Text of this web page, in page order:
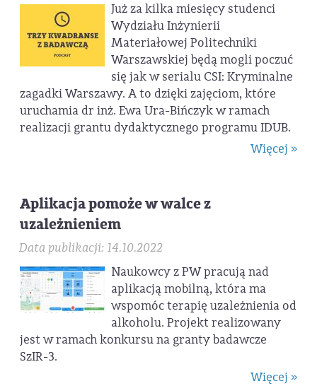
Już za kilka miesięcy studenci
Wydziału Inżynierii
Materiałowej Politechniki
Warszawskiej będą mogli poczuć
się jak w serialu CSI: Kryminalne
zagadki Warszawy. A to dzięki zajęciom, które
uruchamia dr inż. Ewa Ura-Bińczyk w ramach
realizacji grantu dydaktycznego programu IDUB.
Więcej »
Aplikacja pomoże w walce z
uzależnieniem
Data publikacji: 14.10.2022
Naukowcy z PW pracują nad
aplikacją mobilną, która ma
wspomóc terapię uzależnienia od
alkoholu. Projekt realizowany
jest w ramach konkursu na granty badawcze
SzIR-3.
Więcej »